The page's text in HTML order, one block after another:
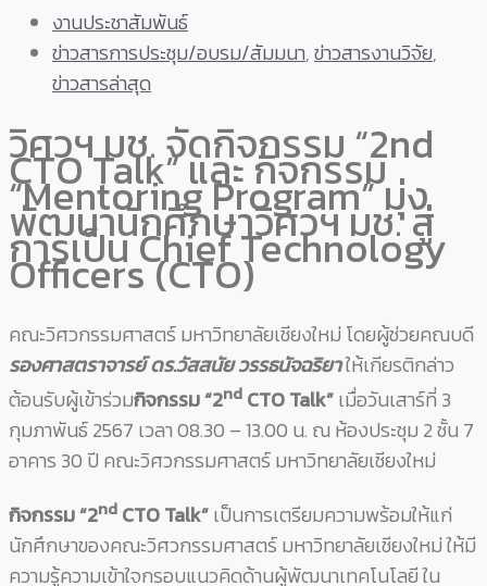
งานประชาสัมพันธ์
ข่าวสารการประชุม/อบรม/สัมมนา,ข่าวสารงานวิจัย,
ข่าวสารล่าสุด
วิศวฯ มช. จัดกิจกรรม “2nd
CTO Talk” และ กิจกรรม
“Mentoring Program” มุ่ง
พัฒนานักศึกษาวิศวฯ มช. สู่
การเป็น Chief Technology
Officers (CTO)
คณะวิศวกรรมศาสตร์ มหาวิทยาลัยเชียงใหม่ โดยผู้ช่วยคณบดี
รองศาสตราจารย์ ดร.วัสสนัย วรรธนัจฉริยาให้เกียรติกล่าว
ต้อนรับผู้เข้าร่วมกิจกรรม “2nd CTO Talk”เมื่อวันเสาร์ที่ 3
กุมภาพันธ์ 2567 เวลา 08.30 – 13.00 น. ณ ห้องประชุม 2 ชั้น 7
อาคาร 30 ปี คณะวิศวกรรมศาสตร์ มหาวิทยาลัยเชียงใหม่
กิจกรรม “2nd CTO Talk”เป็นการเตรียมความพร้อมให้แก่
นักศึกษาของคณะวิศวกรรมศาสตร์ มหาวิทยาลัยเชียงใหม่ ให้มี
ความรู้ความเข้าใจกรอบแนวคิดด้านผู้พัฒนาเทคโนโลยี ใน